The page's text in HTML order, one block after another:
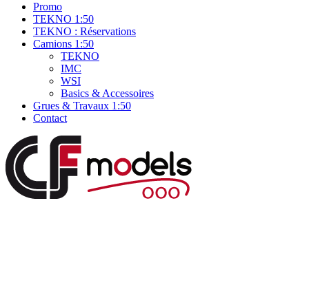
Promo
TEKNO 1:50
TEKNO : Réservations
Camions 1:50
TEKNO
IMC
WSI
Basics & Accessoires
Grues & Travaux 1:50
Contact